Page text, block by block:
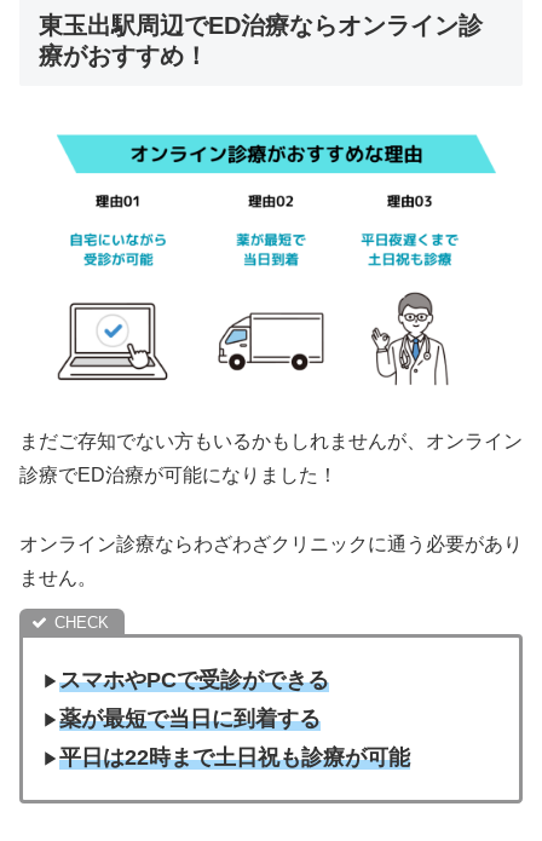
東玉出駅周辺でED治療ならオンライン診
療がおすすめ！
まだご存知でない方もいるかもしれませんが、オンライン
診療でED治療が可能になりました！
オンライン診療ならわざわざクリニックに通う必要があり
ません。
▶︎スマホやPCで受診ができる
▶︎薬が最短で当日に到着する
▶︎平日は22時まで土日祝も診療が可能